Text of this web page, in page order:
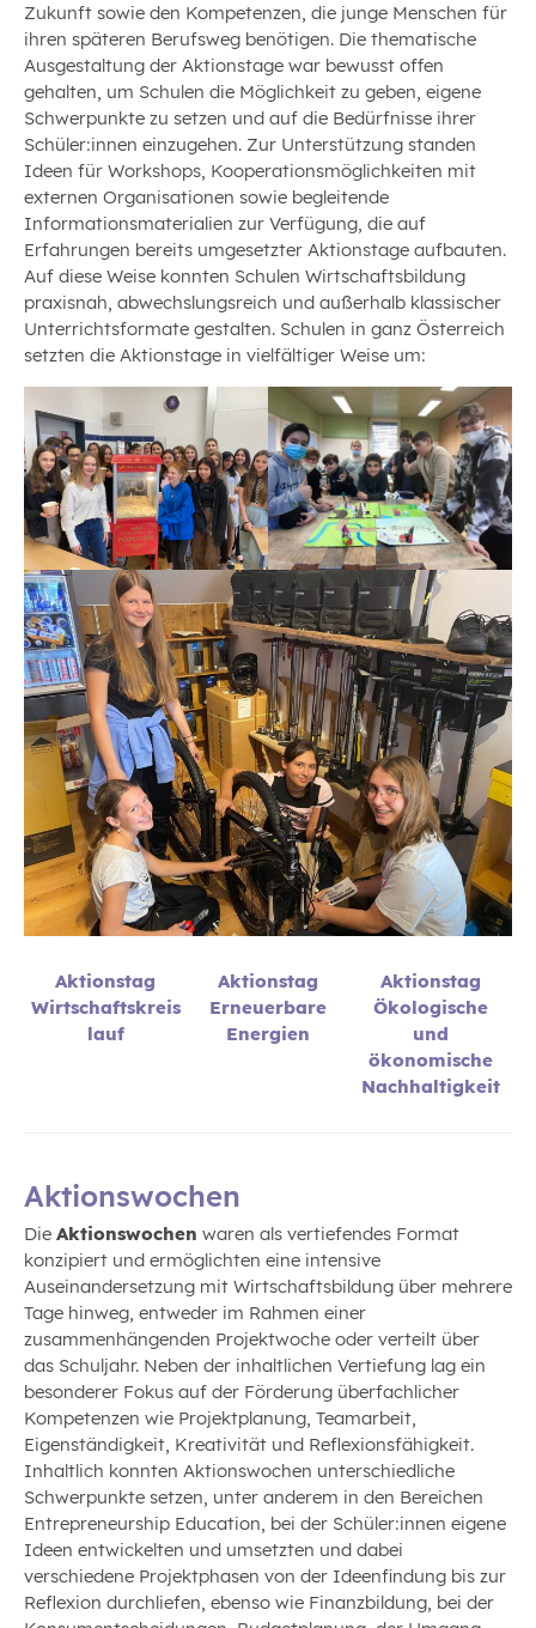
Zukunft sowie den Kompetenzen, die junge Menschen für
ihren späteren Berufsweg benötigen. Die thematische
Ausgestaltung der Aktionstage war bewusst offen
gehalten, um Schulen die Möglichkeit zu geben, eigene
Schwerpunkte zu setzen und auf die Bedürfnisse ihrer
Schüler:innen einzugehen. Zur Unterstützung standen
Ideen für Workshops, Kooperationsmöglichkeiten mit
externen Organisationen sowie begleitende
Informationsmaterialien zur Verfügung, die auf
Erfahrungen bereits umgesetzter Aktionstage aufbauten.
Auf diese Weise konnten Schulen Wirtschaftsbildung
praxisnah, abwechslungsreich und außerhalb klassischer
Unterrichtsformate gestalten. Schulen in ganz Österreich
setzten die Aktionstage in vielfältiger Weise um:
Aktionstag
Wirtschaftskreis
lauf
Aktionstag
Erneuerbare
Energien
Aktionstag
Ökologische
und
ökonomische
Nachhaltigkeit
Aktionswochen
Die Aktionswochen waren als vertiefendes Format
konzipiert und ermöglichten eine intensive
Auseinandersetzung mit Wirtschaftsbildung über mehrere
Tage hinweg, entweder im Rahmen einer
zusammenhängenden Projektwoche oder verteilt über
das Schuljahr. Neben der inhaltlichen Vertiefung lag ein
besonderer Fokus auf der Förderung überfachlicher
Kompetenzen wie Projektplanung, Teamarbeit,
Eigenständigkeit, Kreativität und Reflexionsfähigkeit.
Inhaltlich konnten Aktionswochen unterschiedliche
Schwerpunkte setzen, unter anderem in den Bereichen
Entrepreneurship Education, bei der Schüler:innen eigene
Ideen entwickelten und umsetzten und dabei
verschiedene Projektphasen von der Ideenfindung bis zur
Reflexion durchliefen, ebenso wie Finanzbildung, bei der